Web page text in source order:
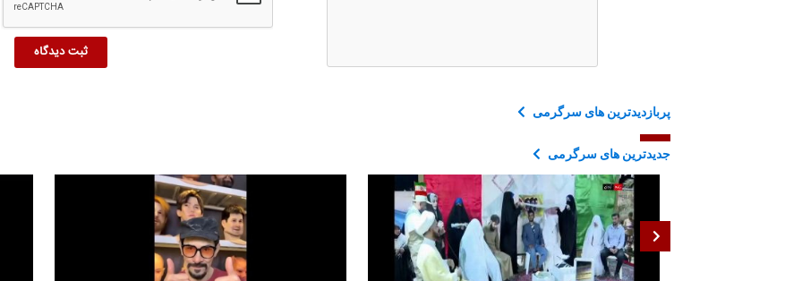
پربازدیدترین های سرگرمی
جدیدترین های سرگرمی